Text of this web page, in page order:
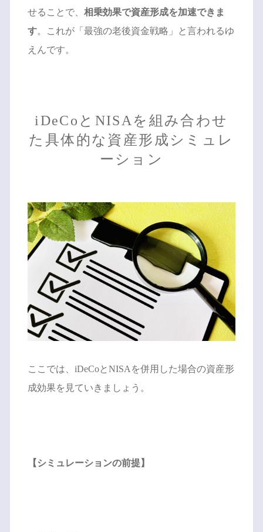
せることで、 相乗効果で資産形成を加速できま
す。これが「最強の老後資金戦略」と言われるゆ
えんです。
iDeCoとNISAを組み合わせ
た具体的な資産形成シミュレ
ーション
ここでは、iDeCoとNISAを併用した場合の資産形
成効果を見ていきましょう。
【シミュレーションの前提】